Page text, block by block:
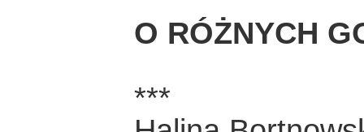
O RÓŻNYCH
***